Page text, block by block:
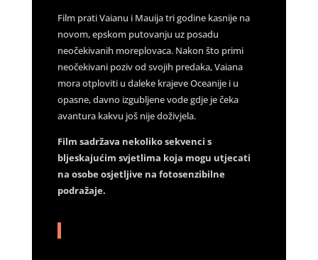
Film prati Vaianu i Mauija tri godine kasnije na
novom, epskom putovanju uz posadu
neočekivanih moreplovaca. Nakon što primi
neočekivani poziv od svojih predaka, Vaiana
mora otploviti u daleke krajeve Oceanije i u
opasne, davno izgubljene vode gdje je čeka
avantura kakvu još nije doživjela.
Film sadržava nekoliko sekvenci s
bljeskajućim svjetlima koja mogu utjecati
na osobe osjetljive na fotosenzibilne
podražaje.